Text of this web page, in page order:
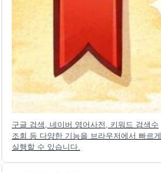
구글 검색, 네이버 영어사전, 키워드 검색수
조회 등 다양한 기능을 브라우저에서 빠르게
실행할 수 있습니다.